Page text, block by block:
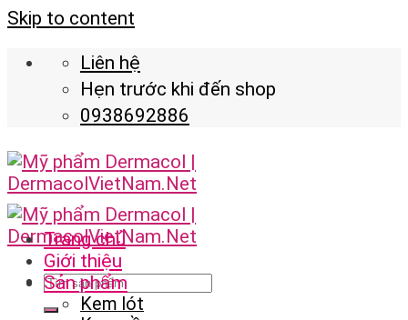
Skip to content
Liên hệ
Hẹn trước khi đến shop
0938692886
Trang chủ
Giới thiệu
Sản phẩm
Kem lót